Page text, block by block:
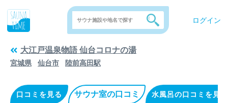
ログイン
大江戸温泉物語 仙台コロナの湯
宮城県 仙台市 陸前高田駅
口コミを見る サウナ室の口コミ 水風呂の口コミを見る